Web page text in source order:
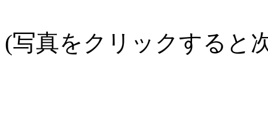
(写真をクリックすると